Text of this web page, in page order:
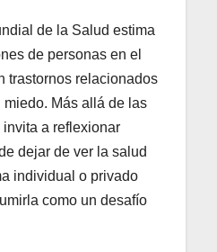
de la Salud estima
de personas en el
trastornos relacionados
Más allá de las
a reflexionar
dejar de ver la salud
individual o privado
como un desafío